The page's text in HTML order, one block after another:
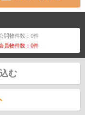
開物件数：0件
員物件数：0件
む